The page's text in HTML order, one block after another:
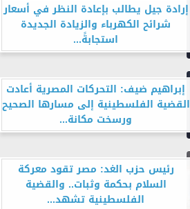
إرادة جيل يطالب بإعادة النظر في أسعار
شرائح الكهرباء والزيادة الجديدة
استجابةً...
إبراهيم ضيف: التحركات المصرية أعادت
القضية الفلسطينية إلى مسارها الصحيح
ورسخت مكانة...
رئيس حزب الغد: مصر تقود معركة
السلام بحكمة وثبات.. والقضية
الفلسطينية تشهد...